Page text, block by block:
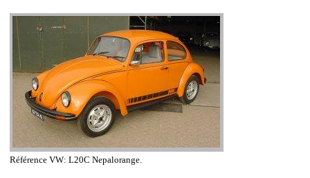
Référence VW: L20C Nepalorange.